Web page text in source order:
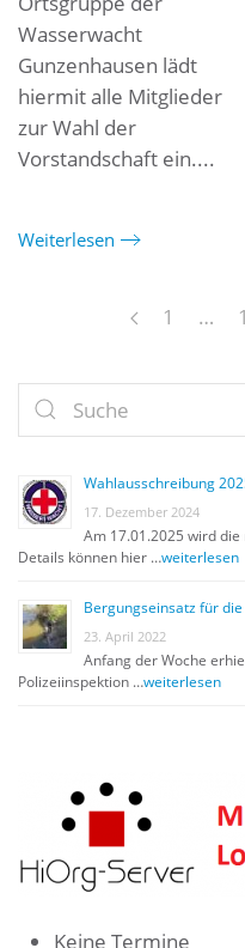
Wasserwacht
Gunzenhausen lädt
hiermit alle Mitglieder
zur Wahl der
Vorstandschaft ein....
Weiterlesen
1 …
Wahlausschreibung
17. Dezember 2024
Am 17.01.2025 wird
Details können hier …weiterlesen
Bergungseinsatz für
23. April 2022
Anfang der Woche
Polizeiinspektion …weiterlesen
Keine Termine